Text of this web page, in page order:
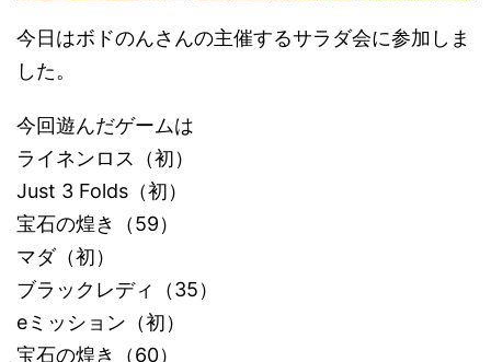
今日はボドのんさんの主催するサラダ会に参加しま
した。
今回遊んだゲームは
ライネンロス（初）
Just 3 Folds（初）
宝石の煌き（59）
マダ（初）
ブラックレディ（35）
eミッション（初）
宝石の煌き（60）